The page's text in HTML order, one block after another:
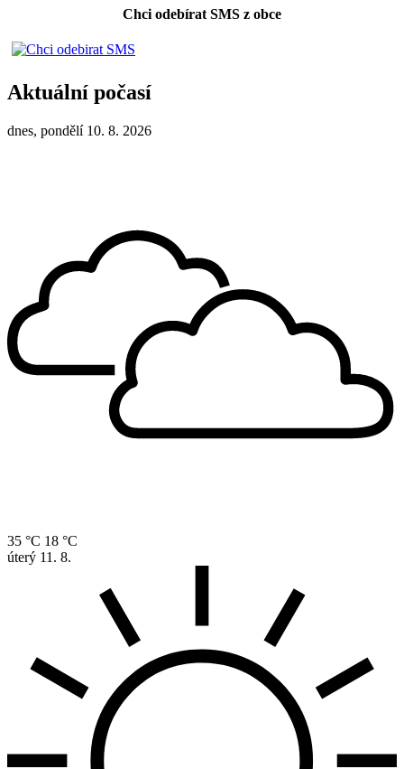
Chci odebírat SMS z obce
Aktuální počasí
dnes, pondělí 10. 8. 2026
35 °C 18 °C
úterý 11. 8.